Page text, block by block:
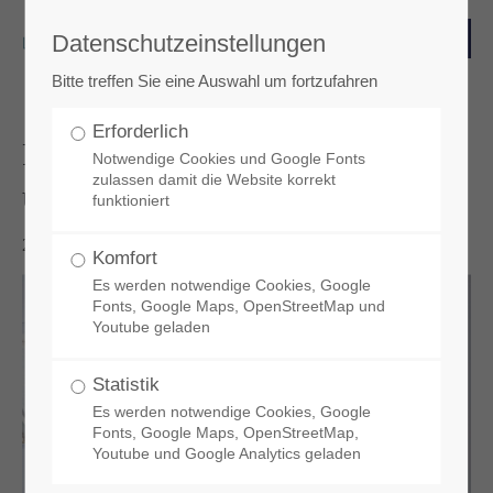
Login
Register|Lost your password?
Ratgeber für barrierefreies Bauen
und Wohnen
2021-03-01 09:27
Datenschutzeinstellungen
Bitte treffen Sie eine Auswahl um fortzufahren
Erforderlich
Notwendige Cookies und Google Fonts
zulassen damit die Website korrekt
funktioniert
Komfort
Es werden notwendige Cookies, Google
Fonts, Google Maps, OpenStreetMap und
Youtube geladen
Statistik
Es werden notwendige Cookies, Google
Fonts, Google Maps, OpenStreetMap,
Youtube und Google Analytics geladen